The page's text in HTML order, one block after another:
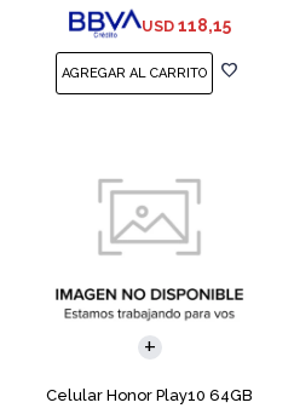
USD 118,15
Celular Honor Play10 64GB
COMPARAR